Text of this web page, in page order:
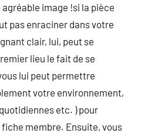
agréable image !si la pièce
pas enraciner dans votre
clair, lui, peut se
lieu le fait de se
lui peut permettre
votre environnement,
etc. ) pour
fiche membre. Ensuite, vous